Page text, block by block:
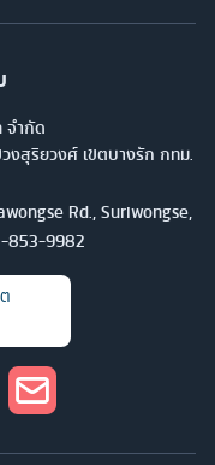
จำกัด
งสุริยวงศ์ เขตบางรัก กทม.
Rd., Suriwongse,
853-9982